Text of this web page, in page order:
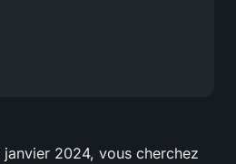
janvier 2024, vous cherchez